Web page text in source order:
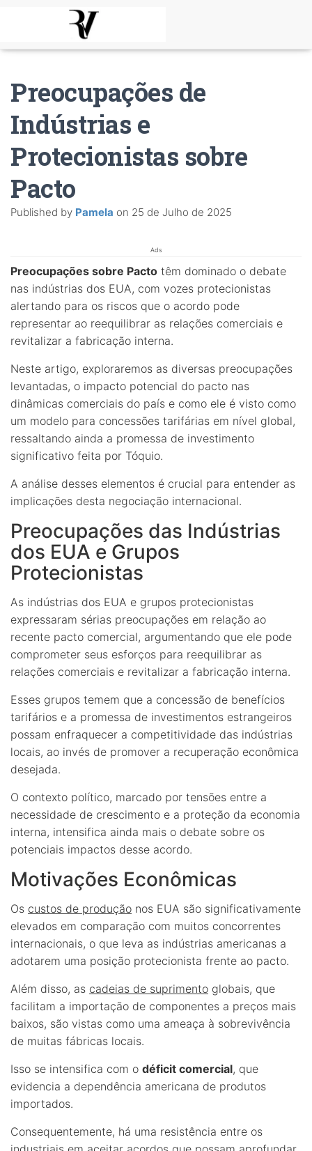
Preocupações de
Indústrias e
Protecionistas sobre
Pacto
Published by Pamela on 25 de Julho de 2025
Ads
Preocupações sobre Pacto têm dominado o debate
nas indústrias dos EUA, com vozes protecionistas
alertando para os riscos que o acordo pode
representar ao reequilibrar as relações comerciais e
revitalizar a fabricação interna.
Neste artigo, exploraremos as diversas preocupações
levantadas, o impacto potencial do pacto nas
dinâmicas comerciais do país e como ele é visto como
um modelo para concessões tarifárias em nível global,
ressaltando ainda a promessa de investimento
significativo feita por Tóquio.
A análise desses elementos é crucial para entender as
implicações desta negociação internacional.
Preocupações das Indústrias
dos EUA e Grupos
Protecionistas
As indústrias dos EUA e grupos protecionistas
expressaram sérias preocupações em relação ao
recente pacto comercial, argumentando que ele pode
comprometer seus esforços para reequilibrar as
relações comerciais e revitalizar a fabricação interna.
Esses grupos temem que a concessão de benefícios
tarifários e a promessa de investimentos estrangeiros
possam enfraquecer a competitividade das indústrias
locais, ao invés de promover a recuperação econômica
desejada.
O contexto político, marcado por tensões entre a
necessidade de crescimento e a proteção da economia
interna, intensifica ainda mais o debate sobre os
potenciais impactos desse acordo.
Motivações Econômicas
Os custos de produção nos EUA são significativamente
elevados em comparação com muitos concorrentes
internacionais, o que leva as indústrias americanas a
adotarem uma posição protecionista frente ao pacto.
Além disso, as cadeias de suprimento globais, que
facilitam a importação de componentes a preços mais
baixos, são vistas como uma ameaça à sobrevivência
de muitas fábricas locais.
Isso se intensifica com o déficit comercial, que
evidencia a dependência americana de produtos
importados.
Consequentemente, há uma resistência entre os